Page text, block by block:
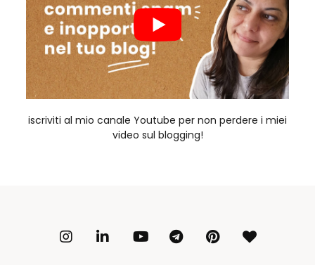
iscriviti al mio canale Youtube per non perdere i miei
video sul blogging!